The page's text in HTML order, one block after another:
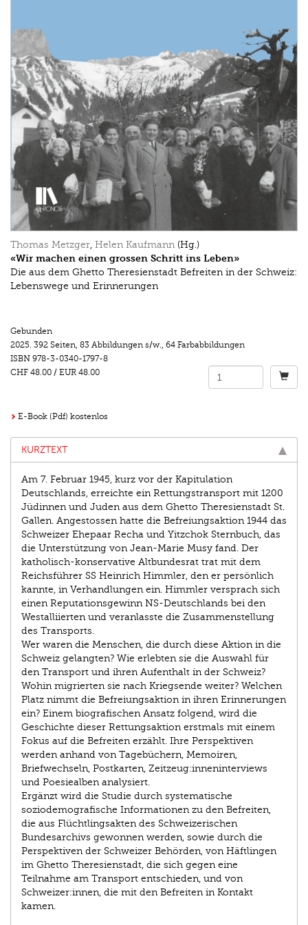
Thomas Metzger, Helen Kaufmann (Hg.)
«Wir machen einen grossen Schritt ins Leben»
Die aus dem Ghetto Theresienstadt Befreiten in der Schweiz:
Lebenswege und Erinnerungen
Gebunden
2025. 392 Seiten, 83 Abbildungen s/w., 64 Farbabbildungen
ISBN 978-3-0340-1797-8
CHF 48.00 / EUR 48.00
E-Book (Pdf) kostenlos
KURZTEXT
Am 7. Februar 1945, kurz vor der Kapitulation
Deutschlands, erreichte ein Rettungstransport mit 1200
Jüdinnen und Juden aus dem Ghetto Theresienstadt St.
Gallen. Angestossen hatte die Befreiungsaktion 1944 das
Schweizer Ehepaar Recha und Yitzchok Sternbuch, das
die Unterstützung von Jean-Marie Musy fand. Der
katholisch-konservative Altbundesrat trat mit dem
Reichsführer SS Heinrich Himmler, den er persönlich
kannte, in Verhandlungen ein. Himmler versprach sich
einen Reputationsgewinn NS-Deutschlands bei den
Westalliierten und veranlasste die Zusammenstellung
des Transports.
Wer waren die Menschen, die durch diese Aktion in die
Schweiz gelangten? Wie erlebten sie die Auswahl für
den Transport und ihren Aufenthalt in der Schweiz?
Wohin migrierten sie nach Kriegsende weiter? Welchen
Platz nimmt die Befreiungsaktion in ihren Erinnerungen
ein? Einem biografischen Ansatz folgend, wird die
Geschichte dieser Rettungsaktion erstmals mit einem
Fokus auf die Befreiten erzählt. Ihre Perspektiven
werden anhand von Tagebüchern, Memoiren,
Briefwechseln, Postkarten, Zeitzeug:inneninterviews
und Poesiealben analysiert.
Ergänzt wird die Studie durch systematische
soziodemografische Informationen zu den Befreiten,
die aus Flüchtlingsakten des Schweizerischen
Bundesarchivs gewonnen werden, sowie durch die
Perspektiven der Schweizer Behörden, von Häftlingen
im Ghetto Theresienstadt, die sich gegen eine
Teilnahme am Transport entschieden, und von
Schweizer:innen, die mit den Befreiten in Kontakt
kamen.